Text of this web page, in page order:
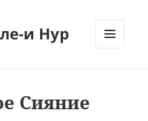
и Нур
Сияние